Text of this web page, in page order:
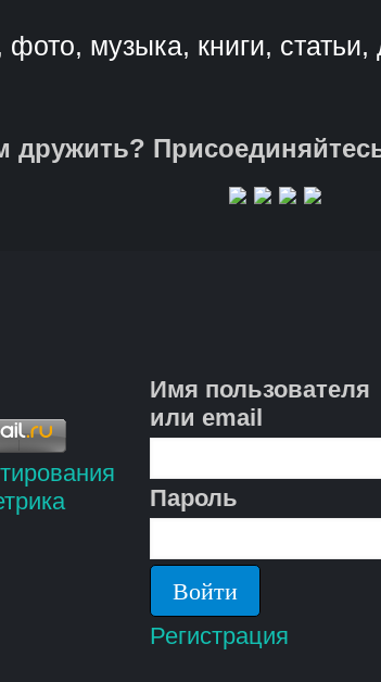
музыка, книги,
дружить?
Имя пользователя
или email
Пароль
Регистрация